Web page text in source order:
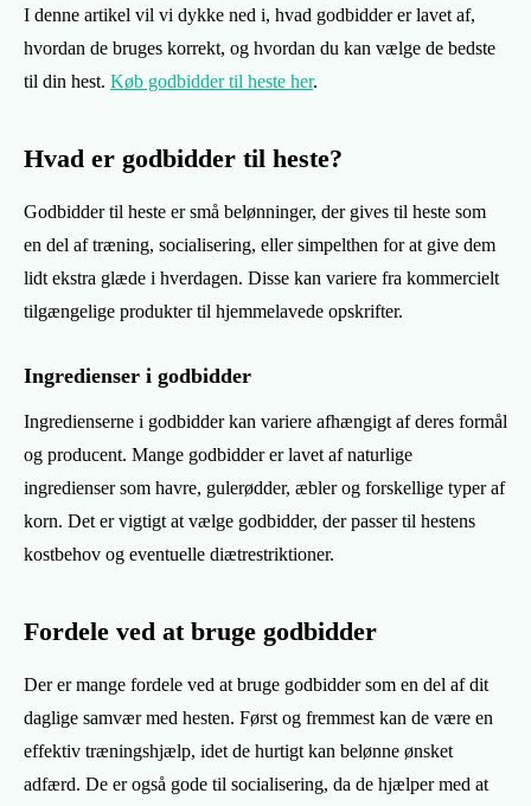
I denne artikel vil vi dykke ned i, hvad godbidder er lavet af,
hvordan de bruges korrekt, og hvordan du kan vælge de bedste
til din hest. Køb godbidder til heste her.
Hvad er godbidder til heste?
Godbidder til heste er små belønninger, der gives til heste som
en del af træning, socialisering, eller simpelthen for at give dem
lidt ekstra glæde i hverdagen. Disse kan variere fra kommercielt
tilgængelige produkter til hjemmelavede opskrifter.
Ingredienser i godbidder
Ingredienserne i godbidder kan variere afhængigt af deres formål
og producent. Mange godbidder er lavet af naturlige
ingredienser som havre, gulerødder, æbler og forskellige typer af
korn. Det er vigtigt at vælge godbidder, der passer til hestens
kostbehov og eventuelle diætrestriktioner.
Fordele ved at bruge godbidder
Der er mange fordele ved at bruge godbidder som en del af dit
daglige samvær med hesten. Først og fremmest kan de være en
effektiv træningshjælp, idet de hurtigt kan belønne ønsket
adfærd. De er også gode til socialisering, da de hjælper med at